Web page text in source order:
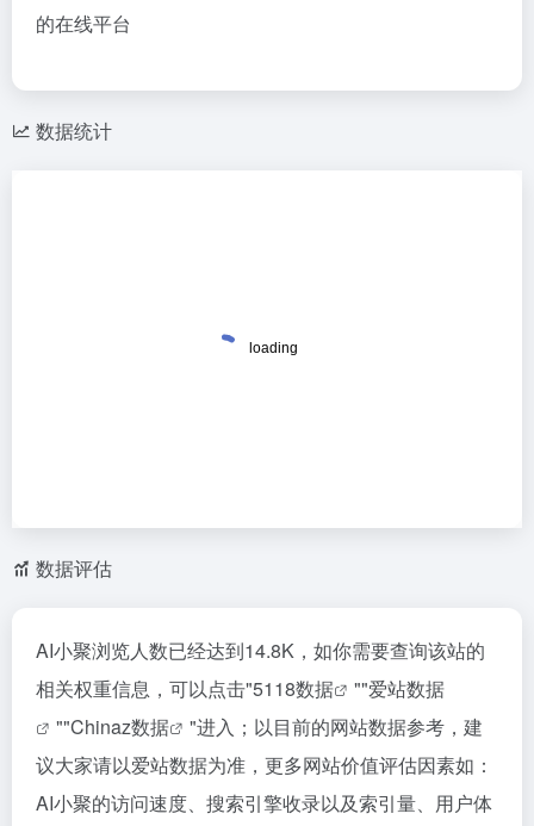
的在线平台
数据统计
数据评估
AI小聚浏览人数已经达到14.8K，如你需要查询该站的
相关权重信息，可以点击"5118数据 ""爱站数据
""Chinaz数据
"进入；以目前的网站数据参考，建
议大家请以爱站数据为准，更多网站价值评估因素如：
AI小聚的访问速度、搜索引擎收录以及索引量、用户体